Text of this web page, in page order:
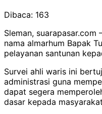
Dibaca: 163
Sleman,
nama almarhum Bapak
pelayanan santunan
Survei ahli waris ini
administrasi guna
dapat segera
dasar kepada